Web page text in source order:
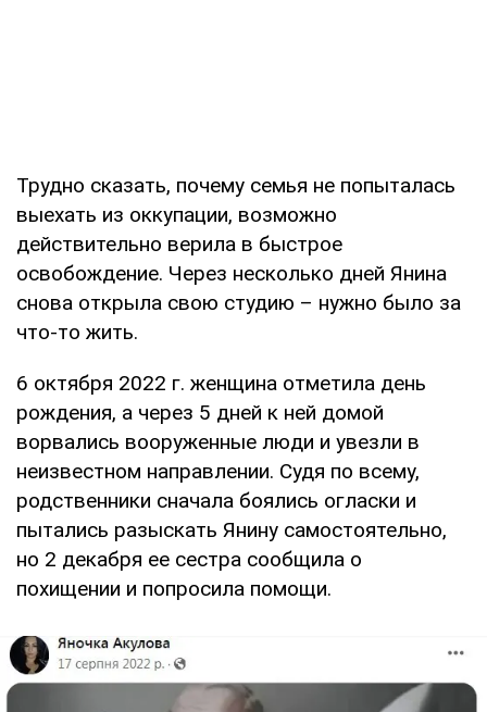
Трудно сказать, почему семья не попыталась
выехать из оккупации, возможно
действительно верила в быстрое
освобождение. Через несколько дней Янина
снова открыла свою студию – нужно было за
что-то жить.
6 октября 2022 г. женщина отметила день
рождения, а через 5 дней к ней домой
ворвались вооруженные люди и увезли в
неизвестном направлении. Судя по всему,
родственники сначала боялись огласки и
пытались разыскать Янину самостоятельно,
но 2 декабря ее сестра сообщила о
похищении и попросила помощи.